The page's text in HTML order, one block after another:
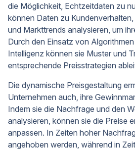
die Möglichkeit, Echtzeitdaten zu
können Daten zu
und Markttrends analysieren, um
Durch den Einsatz von
Intelligenz können sie Muster und
entsprechende Preisstrategien
Die dynamische Preisgestaltung
Unternehmen auch, ihre
Indem sie die Nachfrage und den
analysieren, können sie die Preise
anpassen. In Zeiten hoher
angehoben werden, während in